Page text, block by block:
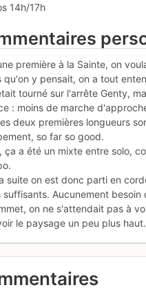
14h/17h
première à la Sainte, on
qu'on y pensait, on a tout
tourné sur l'arrête Genty,
: moins de marche
deux premières longueurs
so far so good.
ça a été un mixte entre solo,
suite on est donc parti en
suffisants. Aucunement
on ne s'attendait pas à
le paysage un peu plus